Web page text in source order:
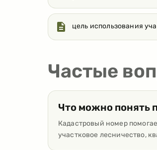
цель использования
Частые
Что можно понять
Кадастровый номер
участковое лесничество,